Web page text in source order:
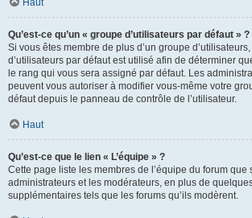
Haut
Qu’est-ce qu’un « groupe d’utilisateurs par défaut » ?
Si vous êtes membre de plus d’un groupe
d’utilisateurs par défaut est utilisé afin de déterminer
le rang qui vous sera assigné par défaut. Les
peuvent vous autoriser à modifier vous-même votre
défaut depuis le panneau de contrôle de l’utilisateur.
Haut
Qu’est-ce que le lien « L’équipe » ?
Cette page liste les membres de l’équipe du forum que
administrateurs et les modérateurs, en plus de
supplémentaires tels que les forums qu’ils modèrent.